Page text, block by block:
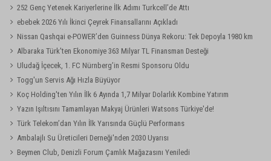
252 Genç Yetenek Kariyerlerine İlk Adımı Turkcell’de Attı
ebebek 2026 Yılı İkinci Çeyrek Finansallarını Açıkladı
Nissan Qashqai e-POWER’den Guinness Dünya Rekoru: Tek Depoyla 1980 km
Albaraka Türk'ten Ekonomiye 363 Milyar TL Finansman Desteği
Uludağ İçecek, 1. FC Nürnberg’in Resmi Sponsoru Oldu
Togg'un Servis Ağı Hızla Büyüyor
Koç Holding'ten Yılın İlk 6 Ayında 1,7 Milyar Dolarlık Kombine Yatırım
Yazın Işıltısını Tamamlayan Makyaj Ürünleri Watsons Türkiye'de!
Türk Telekom’dan Yılın İlk Yarısında Güçlü Performans
Ambalajlı Su Üreticileri Derneği'nden 2030 Uyarısı
Beymen Club, Denizli Forum Çamlık Mağazasını Yeniledi